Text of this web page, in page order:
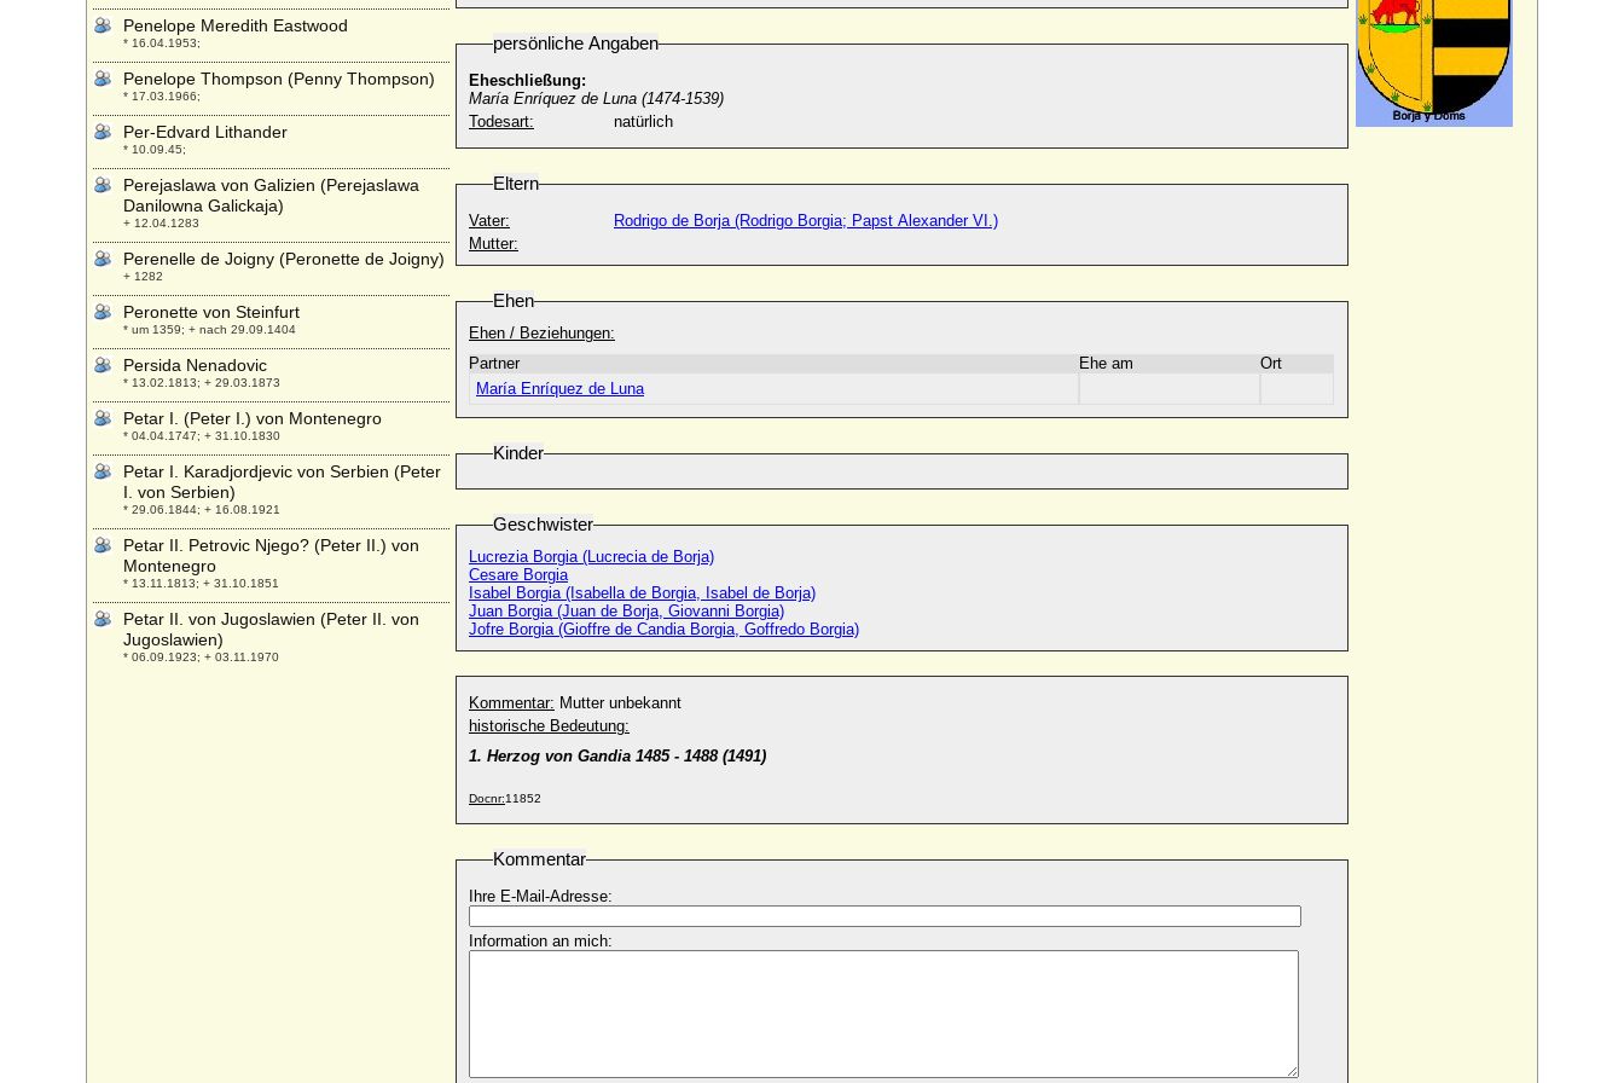
persönliche Angaben
Eheschließung:
María Enríquez de Luna (1474-1539)
Todesart:
natürlich
Eltern
Vater:
Rodrigo de Borja (Rodrigo Borgia; Papst Alexander VI.)
Mutter:
Ehen
Ehen / Beziehungen:
Partner
Ehe am
Ort
María Enríquez de Luna
Kinder
Geschwister
Lucrezia Borgia (Lucrecia de Borja)
Cesare Borgia
Isabel Borgia (Isabella de Borgia, Isabel de Borja)
Juan Borgia (Juan de Borja, Giovanni Borgia)
Jofre Borgia (Gioffre de Candia Borgia, Goffredo Borgia)
Kommentar: Mutter unbekannt
historische Bedeutung:
1. Herzog von Gandia 1485 - 1488 (1491)
Docnr:11852
Kommentar
Ihre E-Mail-Adresse:
Information an mich:
Penelope Meredith Eastwood
* 16.04.1953;
Penelope Thompson (Penny Thompson)
* 17.03.1966;
Per-Edvard Lithander
* 10.09.45;
Perejaslawa von Galizien (Perejaslawa
Danilowna Galickaja)
+ 12.04.1283
Perenelle de Joigny (Peronette de Joigny)
+ 1282
Peronette von Steinfurt
* um 1359; + nach 29.09.1404
Persida Nenadovic
* 13.02.1813; + 29.03.1873
Petar I. (Peter I.) von Montenegro
* 04.04.1747; + 31.10.1830
Petar I. Karadjordjevic von Serbien (Peter
I. von Serbien)
* 29.06.1844; + 16.08.1921
Petar II. Petrovic Njego? (Peter II.) von
Montenegro
* 13.11.1813; + 31.10.1851
Petar II. von Jugoslawien (Peter II. von
Jugoslawien)
* 06.09.1923; + 03.11.1970